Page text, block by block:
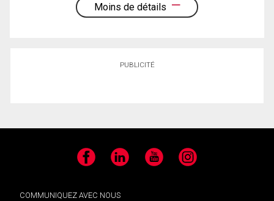
Moins de détails
PUBLICITÉ
Facebook LinkedIn YouTube Instagram
COMMUNIQUEZ AVEC NOUS